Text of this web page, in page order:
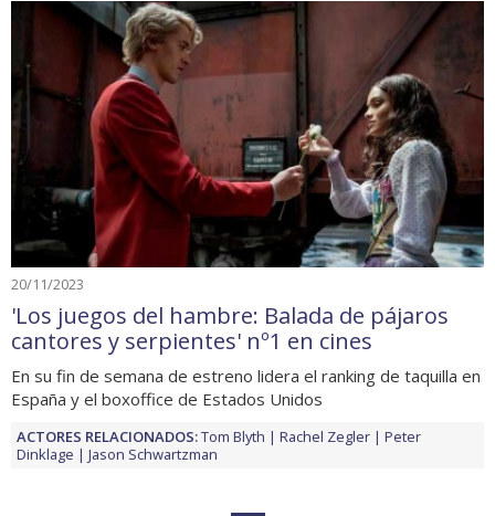
20/11/2023
'Los juegos del hambre: Balada de pájaros
cantores y serpientes' nº1 en cines
En su fin de semana de estreno lidera el ranking de taquilla en
España y el boxoffice de Estados Unidos
ACTORES RELACIONADOS:Tom Blyth Rachel Zegler
Peter
Dinklage
Jason Schwartzman